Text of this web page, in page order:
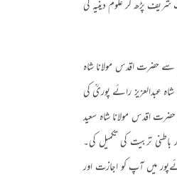
پڑھ کر علوم دینیہ کی
حضرت اقدس مولانا شاہ
عبدالعزیز رائے پوریؒ کی
اقدس مولانا شاہ سعید
تربیت کی تکمیل کی۔
میں آپ کو اجازت اور